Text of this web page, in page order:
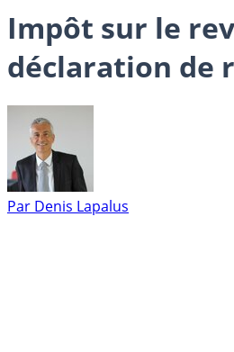
Impôt sur le
déclaration de
Par Denis Lapalus